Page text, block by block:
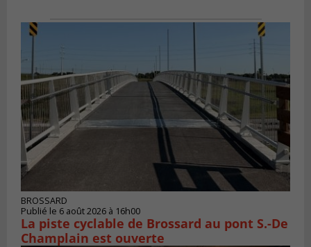
BROSSARD
Publié le 6 août 2026 à 16h00
La piste cyclable de Brossard au pont S.-De
Champlain est ouverte